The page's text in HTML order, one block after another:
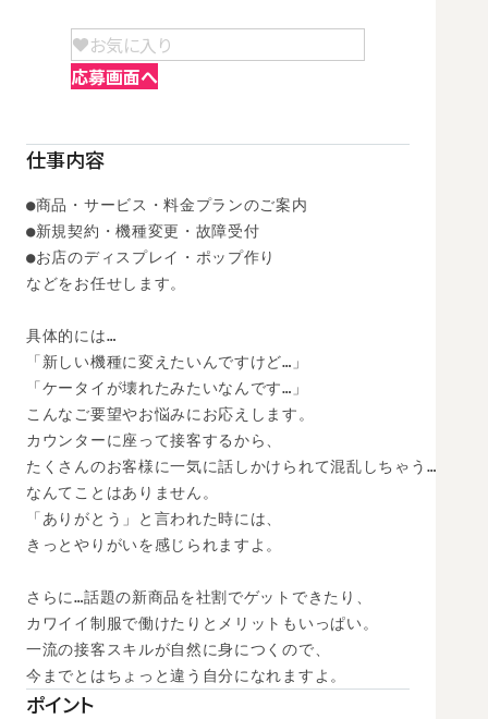
お気に入り
応募画面へ
仕事内容
●商品・サービス・料金プランのご案内
●新規契約・機種変更・故障受付
●お店のディスプレイ・ポップ作り
などをお任せします。
具体的には…
「新しい機種に変えたいんですけど…」
「ケータイが壊れたみたいなんです…」
こんなご要望やお悩みにお応えします。
カウンターに座って接客するから、
たくさんのお客様に一気に話しかけられて混乱しちゃう…
なんてことはありません。
「ありがとう」と言われた時には、
きっとやりがいを感じられますよ。
さらに…話題の新商品を社割でゲットできたり、
カワイイ制服で働けたりとメリットもいっぱい。
一流の接客スキルが自然に身につくので、
今までとはちょっと違う自分になれますよ。
ポイント